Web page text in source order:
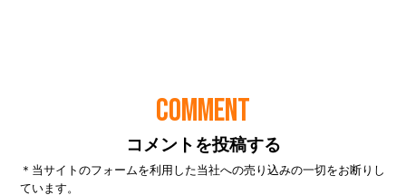
COMMENT
コメントを投稿する
＊当サイトのフォームを利用した当社への売り込みの一切をお断りし
ています。